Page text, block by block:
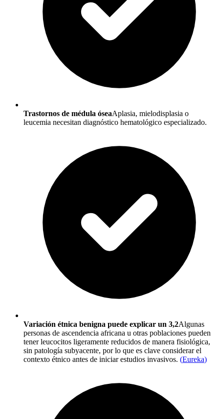
Trastornos de médula óseaAplasia, mielodisplasia o
leucemia necesitan diagnóstico hematológico especializado.
Variación étnica benigna puede explicar un 3,2Algunas
personas de ascendencia africana u otras poblaciones pueden
tener leucocitos ligeramente reducidos de manera fisiológica,
sin patología subyacente, por lo que es clave considerar el
contexto étnico antes de iniciar estudios invasivos. (Eureka)